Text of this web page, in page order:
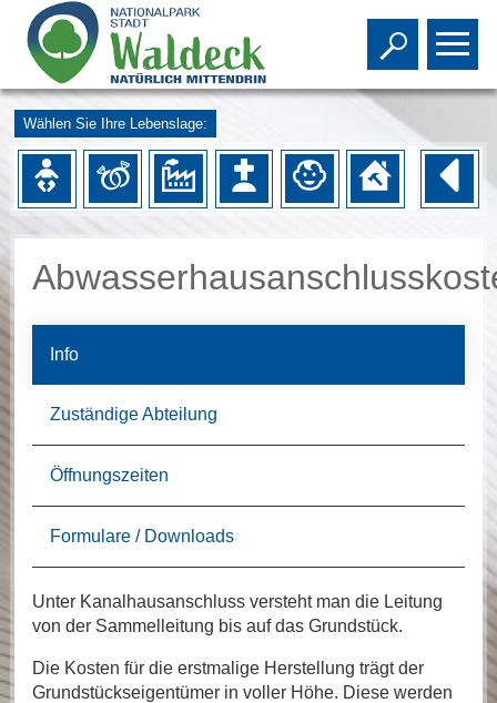
Toggle
Wählen Sie Ihre Lebenslage:
Info
Zuständige Abteilung
Öffnungszeiten
Formulare / Downloads
Unter Kanalhausanschluss versteht man die Leitung
von der Sammelleitung bis auf das Grundstück.
Die Kosten für die erstmalige Herstellung trägt der
Grundstückseigentümer in voller Höhe. Diese werden